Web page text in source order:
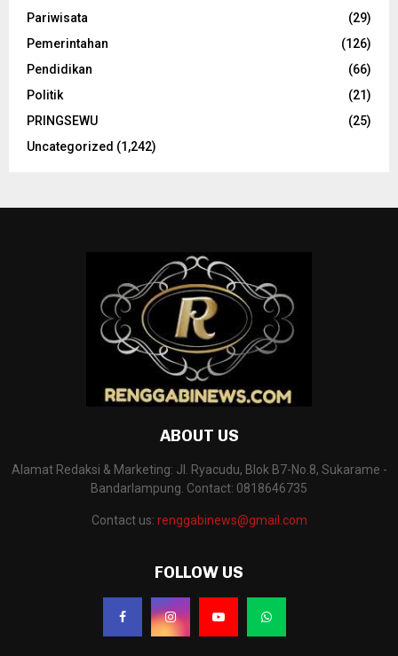
Pariwisata
(29)
Pemerintahan
(126)
Pendidikan
(66)
Politik
(21)
PRINGSEWU
(25)
Uncategorized (1,242)
ABOUT US
Alamat Redaksi & Marketing: Jl. Ryacudu, Blok B7-No.8, Sukarame -
Bandarlampung. Contact: 0818646735
Contact us: renggabinews@gmail.com
FOLLOW US